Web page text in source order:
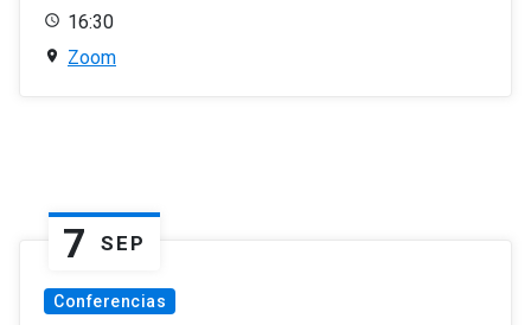
16:30
Zoom
7 SEP
Conferencias